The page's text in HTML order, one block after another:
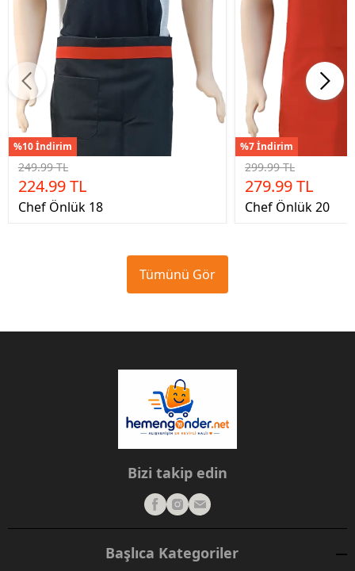
%10 İndirim
249.99 TL
224.99 TL
Chef Önlük 18
%7 İndirim
299.99 TL
279.99 TL
Chef Önlük 20
Tümünü Gör
Bizi takip edin
Başlıca Kategoriler